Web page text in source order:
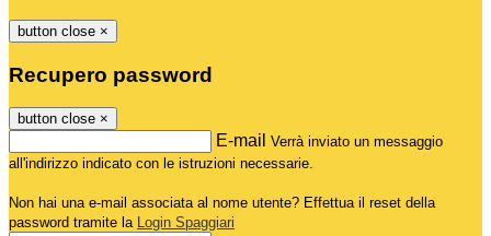
button close ×
Recupero password
button close ×
E-mail Verrà inviato un messaggio
all'indirizzo indicato con le istruzioni necessarie.
Non hai una e-mail associata al nome utente? Effettua il reset della
password tramite la Login Spaggiari